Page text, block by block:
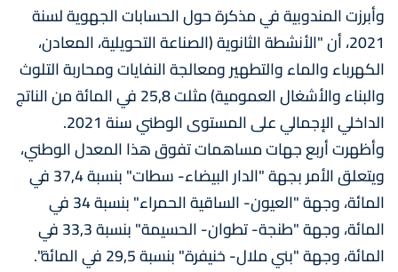
وأبرزت المندوبية في مذكرة حول الحسابات الجهوية لسنة
2021، أن "الأنشطة الثانوية (الصناعة التحويلية، المعادن،
الكهرباء والماء والتطهير ومعالجة النفايات ومحاربة التلوث
والبناء والأشغال العمومية) مثلت 25,8 في المائة من الناتج
الداخلي الإجمالي على المستوى الوطني سنة 2021.
وأظهرت أربع جهات مساهمات تفوق هذا المعدل الوطني،
ويتعلق الأمر بجهة "الدار البيضاء- سطات" بنسبة 37,4 في
المائة، وجهة "العيون- الساقية الحمراء" بنسبة 34 في
المائة، وجهة "طنجة- تطوان- الحسيمة" بنسبة 33,3 في
المائة، وجهة "بني ملال- خنيفرة" بنسبة 29,5 في المائة".